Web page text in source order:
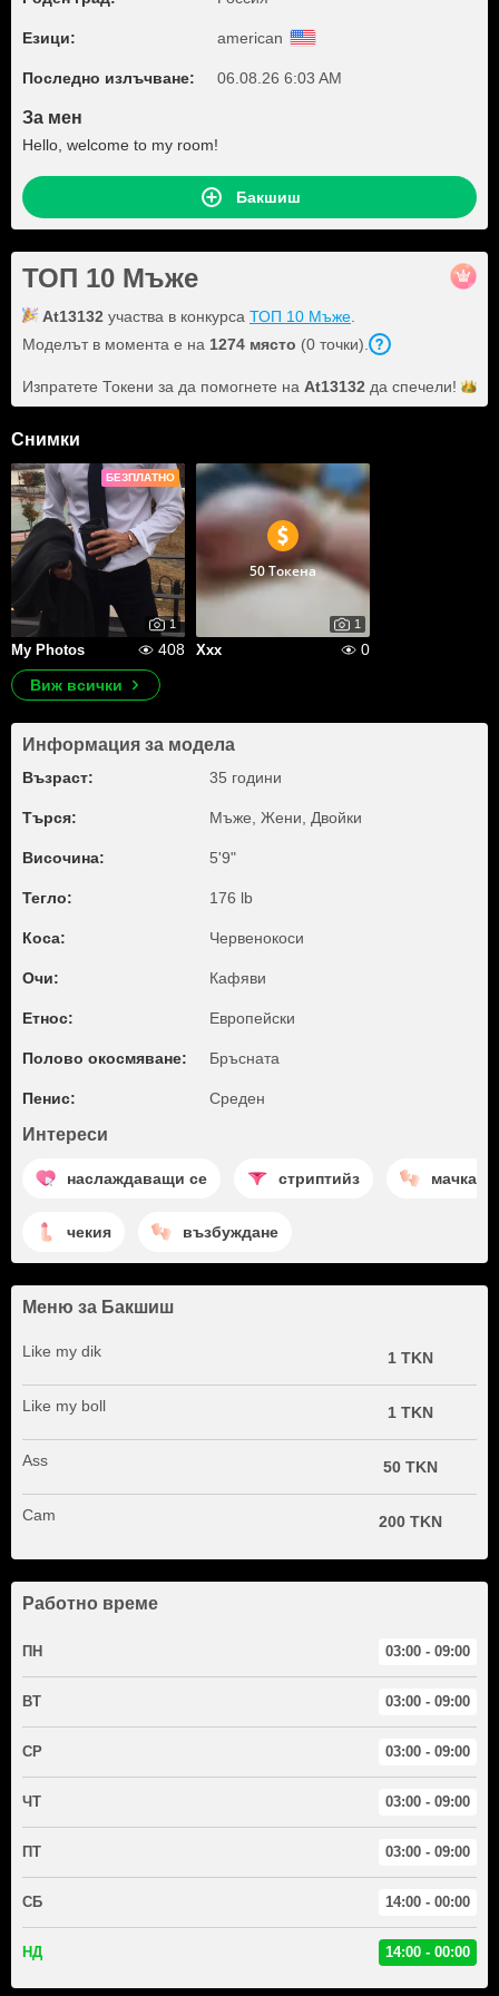
Езици: american
Последно излъчване: 06.08.26 6:03 AM
За мен
Hello, welcome to my room!
Бакшиш
ТОП 10 Мъже
At13132 участва в конкурса ТОП 10 Мъже
Моделът в момента е на 1274 място (0 точки).
Изпратете Токени за да помогнете на At13132 да спечели!
Снимки
БЕЗПЛАТНО
1
My Photos 408
50 Токена
1
Xxx
0
Виж всички
Информация за модела
Възраст: 35 години
Търся: Мъже, Жени, Двойки
Височина: 5'9"
Тегло: 176 lb
Коса: Червенокоси
Очи: Кафяви
Етнос: Европейски
Полово окосмяване: Бръсната
Пенис: Среден
Интереси
наслаждаващи се стриптийз мачкане
чекия възбуждане
Меню за Бакшиш
Like my dik 1 TKN
Like my boll 1 TKN
Ass 50 TKN
Cam 200 TKN
Работно време
ПН 03:00 - 09:00
ВТ 03:00 - 09:00
СР 03:00 - 09:00
ЧТ 03:00 - 09:00
ПТ 03:00 - 09:00
СБ 14:00 - 00:00
НД 14:00 - 00:00